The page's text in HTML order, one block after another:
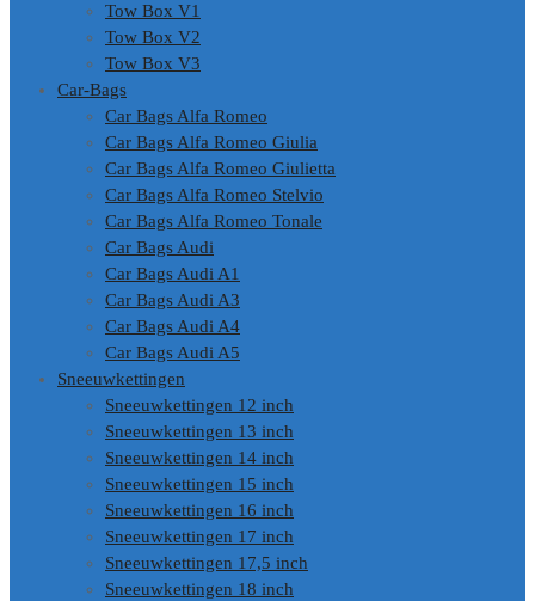
Tow Box V1
Tow Box V2
Tow Box V3
Car-Bags
Car Bags Alfa Romeo
Car Bags Alfa Romeo Giulia
Car Bags Alfa Romeo Giulietta
Car Bags Alfa Romeo Stelvio
Car Bags Alfa Romeo Tonale
Car Bags Audi
Car Bags Audi A1
Car Bags Audi A3
Car Bags Audi A4
Car Bags Audi A5
Sneeuwkettingen
Sneeuwkettingen 12 inch
Sneeuwkettingen 13 inch
Sneeuwkettingen 14 inch
Sneeuwkettingen 15 inch
Sneeuwkettingen 16 inch
Sneeuwkettingen 17 inch
Sneeuwkettingen 17,5 inch
Sneeuwkettingen 18 inch